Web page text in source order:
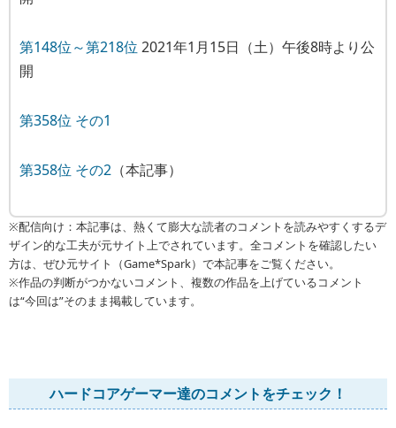
第148位～第218位 2021年1月15日（土）午後8時より公
開
第358位 その1
第358位 その2 （本記事）
※配信向け：本記事は、熱くて膨大な読者のコメントを読みやすくするデ
ザイン的な工夫が元サイト上でされています。全コメントを確認したい
方は、ぜひ元サイト（Game*Spark）で本記事をご覧ください。
※作品の判断がつかないコメント、複数の作品を上げているコメント
は“今回は”そのまま掲載しています。
ハードコアゲーマー達のコメントをチェック！